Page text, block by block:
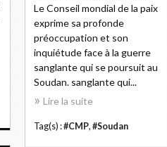
Le Conseil mondial de la paix
exprime sa profonde
préoccupation et son
inquiétude face à la guerre
sanglante qui se poursuit au
Soudan. sanglante qui...
Lire la suite
Tag(s) :#CMP, #Soudan